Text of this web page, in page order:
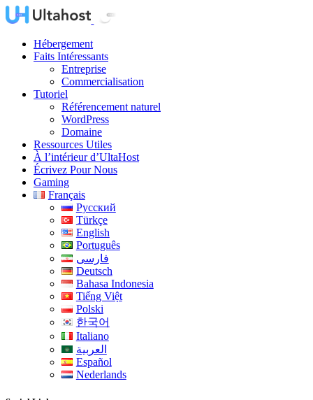
Hébergement
Faits Intéressants
Entreprise
Commercialisation
Tutoriel
Référencement naturel
WordPress
Domaine
Ressources Utiles
À l’intérieur d’UltaHost
Écrivez Pour Nous
Gaming
Français
Русский
Türkçe
English
Português
فارسی
Deutsch
Bahasa Indonesia
Tiếng Việt
Polski
한국어
Italiano
العربية
Español
Nederlands